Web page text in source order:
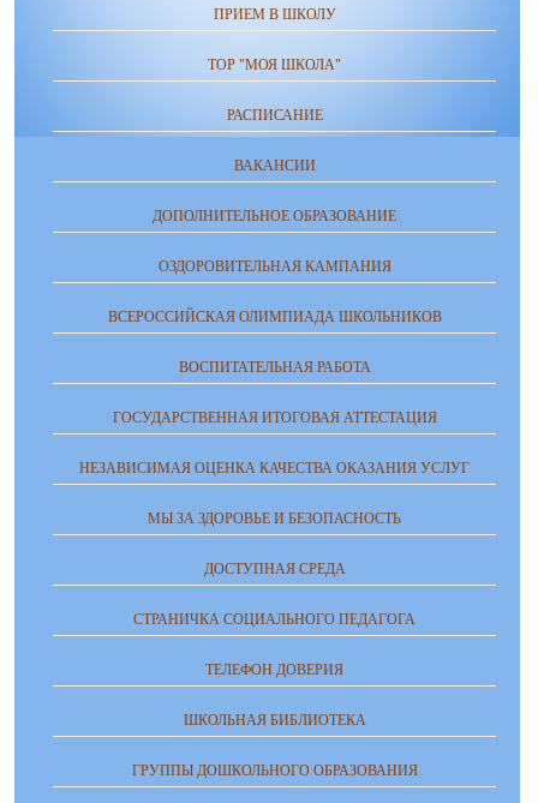
ПРИЕМ В ШКОЛУ
ТОР "МОЯ ШКОЛА"
РАСПИСАНИЕ
ВАКАНСИИ
ДОПОЛНИТЕЛЬНОЕ ОБРАЗОВАНИЕ
ОЗДОРОВИТЕЛЬНАЯ КАМПАНИЯ
ВСЕРОССИЙСКАЯ ОЛИМПИАДА ШКОЛЬНИКОВ
ВОСПИТАТЕЛЬНАЯ РАБОТА
ГОСУДАРСТВЕННАЯ ИТОГОВАЯ АТТЕСТАЦИЯ
НЕЗАВИСИМАЯ ОЦЕНКА КАЧЕСТВА ОКАЗАНИЯ УСЛУГ
МЫ ЗА ЗДОРОВЬЕ И БЕЗОПАСНОСТЬ
ДОСТУПНАЯ СРЕДА
СТРАНИЧКА СОЦИАЛЬНОГО ПЕДАГОГА
ТЕЛЕФОН ДОВЕРИЯ
ШКОЛЬНАЯ БИБЛИОТЕКА
ГРУППЫ ДОШКОЛЬНОГО ОБРАЗОВАНИЯ